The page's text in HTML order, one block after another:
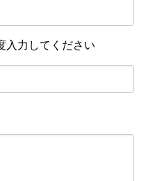
入力してください